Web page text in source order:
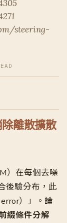
steering-
離散擴散
）在每個去噪
後驗分布，此
）」。論
綴條件分解